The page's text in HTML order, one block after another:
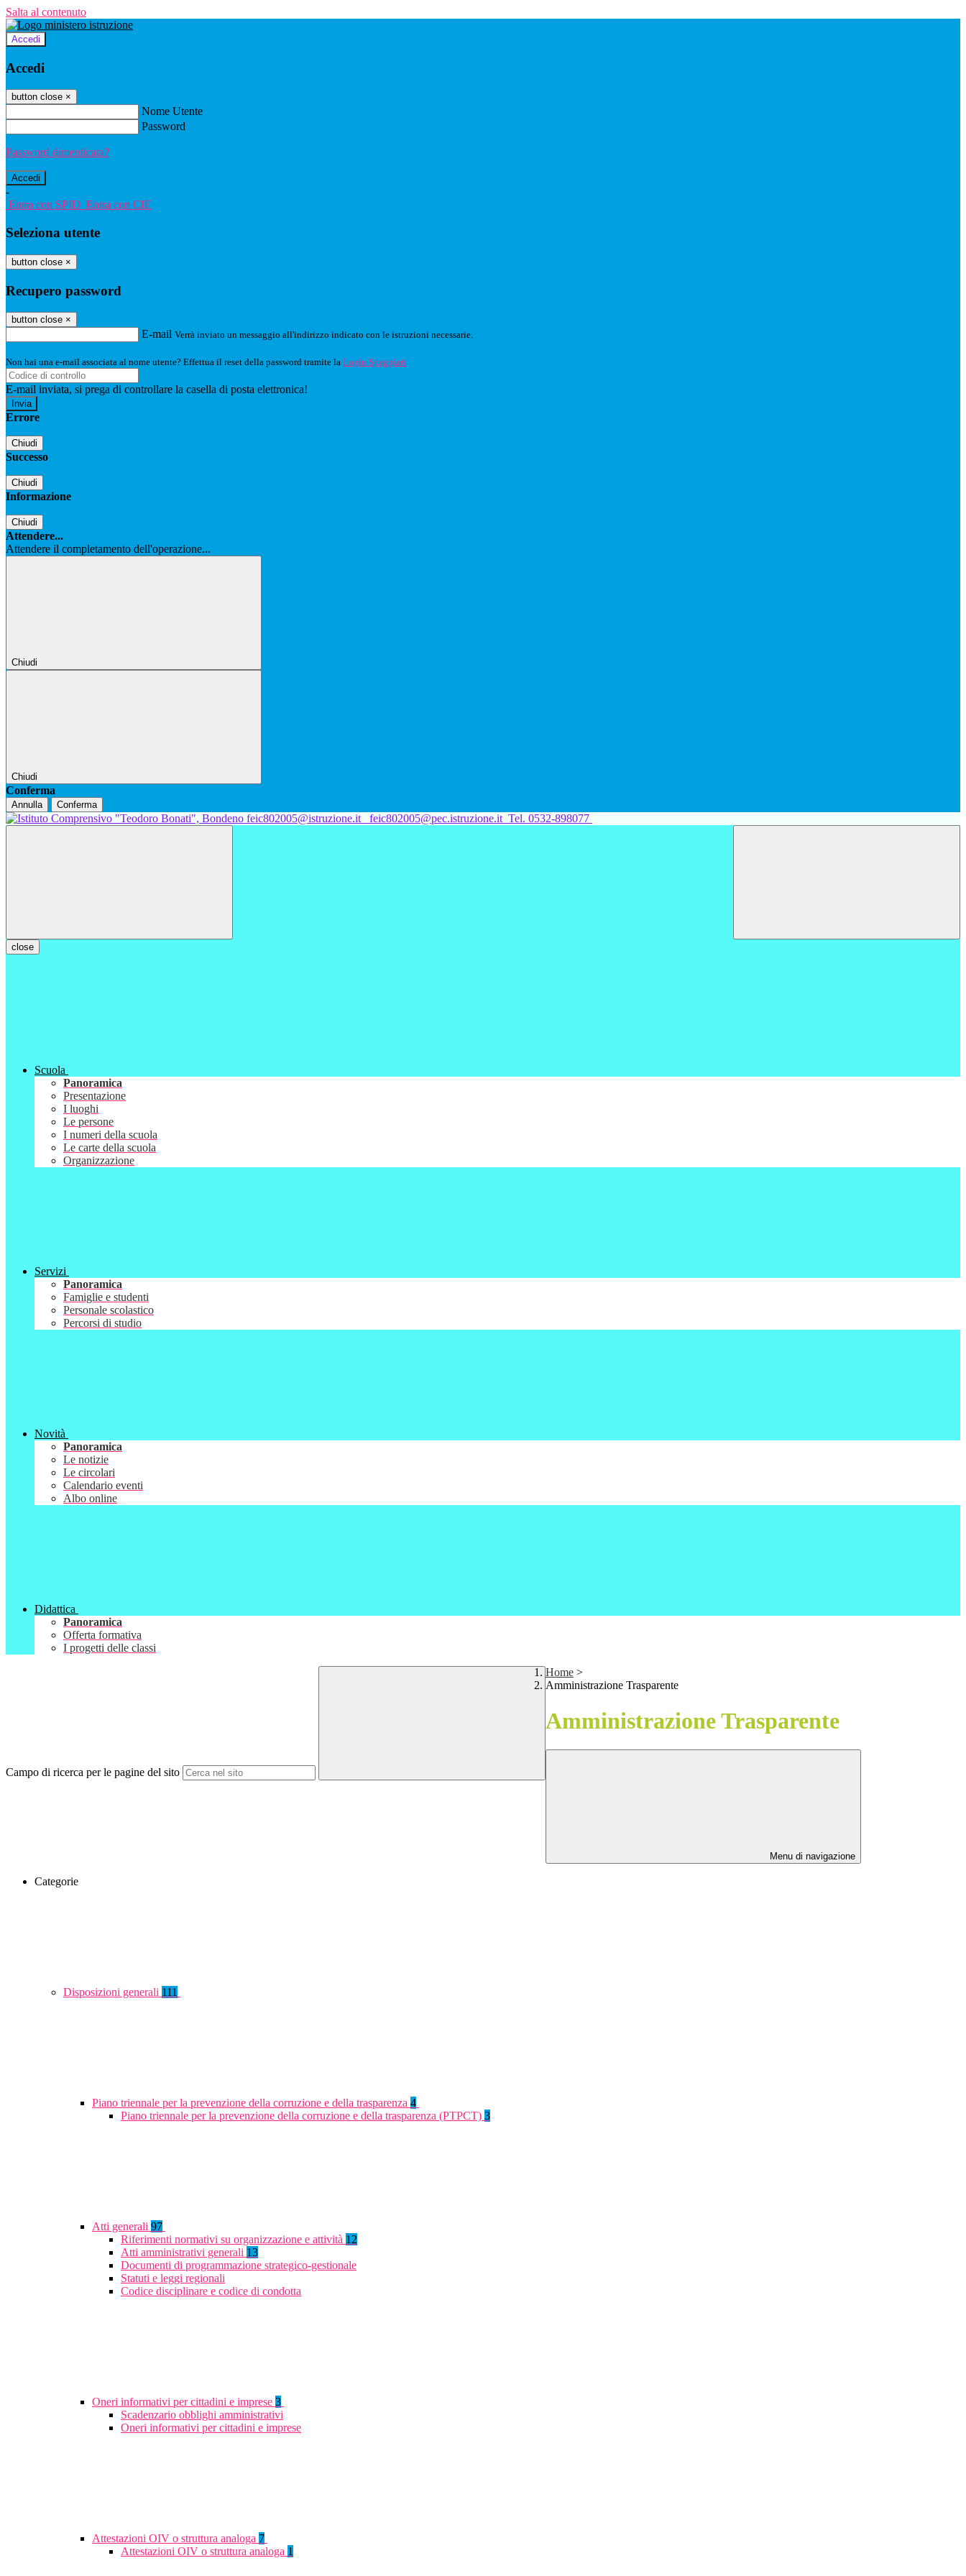
Salta al contenuto
Accedi
Accedi
button close ×
Nome Utente
Password
Password dimenticata?
-
Entra con SPID Entra con CIE
Seleziona utente
button close ×
Recupero password
button close ×
E-mail Verrà inviato un messaggio all'indirizzo indicato con le istruzioni necessarie.
Non hai una e-mail associata al nome utente? Effettua il reset della password tramite la Login Spaggiari
E-mail inviata, si prega di controllare la casella di posta elettronica!
Errore
Chiudi
Successo
Chiudi
Informazione
Chiudi
Attendere...
Attendere il completamento dell'operazione...
Chiudi
Chiudi
Conferma
Annulla Conferma
feic802005@istruzione.it feic802005@pec.istruzione.it Tel. 0532-898077
close
Scuola
Panoramica
Presentazione
I luoghi
Le persone
I numeri della scuola
Le carte della scuola
Organizzazione
Servizi
Panoramica
Famiglie e studenti
Personale scolastico
Percorsi di studio
Novità
Panoramica
Le notizie
Le circolari
Calendario eventi
Albo online
Didattica
Panoramica
Offerta formativa
I progetti delle classi
Campo di ricerca per le pagine del sito
Home >
Amministrazione Trasparente
Amministrazione Trasparente
Menu di navigazione
Categorie
Disposizioni generali 111
Piano triennale per la prevenzione della corruzione e della trasparenza 4
Piano triennale per la prevenzione della corruzione e della trasparenza (PTPCT) 3
Atti generali 97
Riferimenti normativi su organizzazione e attività 12
Atti amministrativi generali 13
Documenti di programmazione strategico-gestionale
Statuti e leggi regionali
Codice disciplinare e codice di condotta
Oneri informativi per cittadini e imprese 3
Scadenzario obblighi amministrativi
Oneri informativi per cittadini e imprese
Attestazioni OIV o struttura analoga 7
Attestazioni OIV o struttura analoga 1